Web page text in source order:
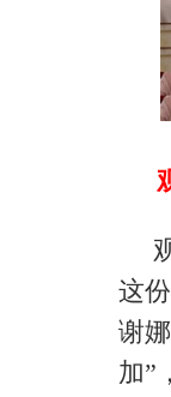
这
谢
加”